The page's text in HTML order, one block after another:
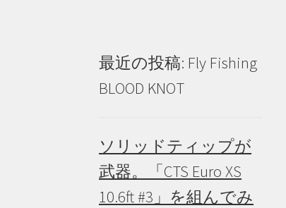
ョ
ン
最近の投稿: Fly Fishing
BLOOD KNOT
ソリッドティップが
武器。「CTS Euro XS
10.6ft #3」を組んでみ